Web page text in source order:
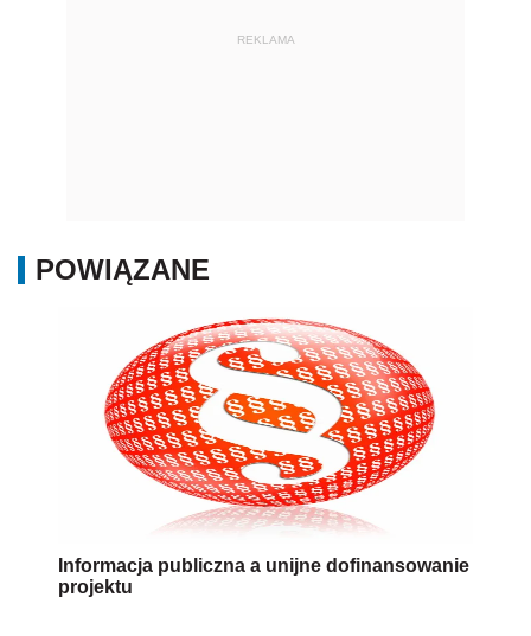
REKLAMA
POWIĄZANE
Informacja publiczna a unijne dofinansowanie
projektu